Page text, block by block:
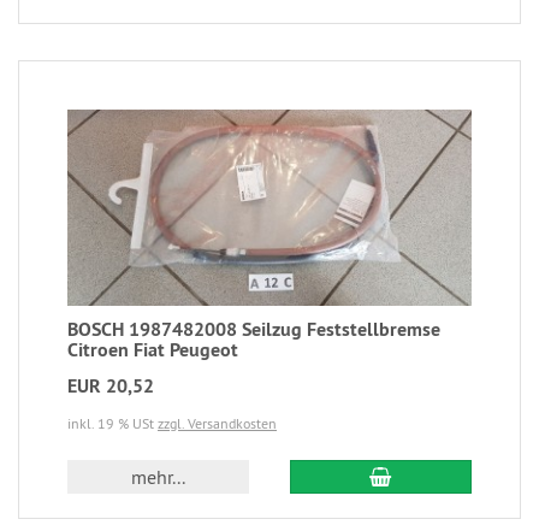
BOSCH 1987482008 Seilzug Feststellbremse
Citroen Fiat Peugeot
EUR 20,52
inkl. 19 % USt zzgl. Versandkosten
mehr...